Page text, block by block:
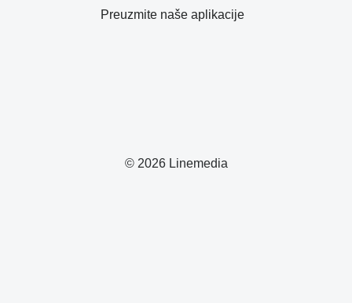
© 2026 Linemedia
Preuzmite naše aplikacije